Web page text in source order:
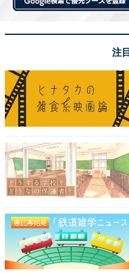
はないという。脳には、
とで、元に戻らなくなる
覚せい剤による後遺症は
が脳に生じることで起こ
する普通の薬の場合、服
への薬の影響はなくなる
用がなく、一度摂取した
のだという。
注